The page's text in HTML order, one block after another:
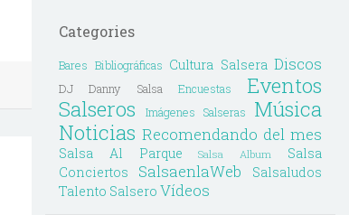
Categories
Bares Bibliográficas Cultura Salsera Discos
DJ Danny Salsa Encuestas
Eventos
Salseros
Imágenes Salseras
Música
Noticias Recomendando del mes
Salsa Al Parque Salsa Album
Salsa
Conciertos
SalsaenlaWeb
Salsaludos
Talento Salsero Vídeos